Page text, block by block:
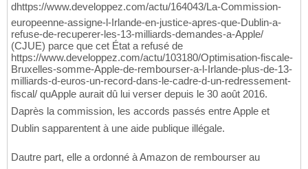
dhttps://www.developpez.com/actu/164043/La-Commission-
europeenne-assigne-l-Irlande-en-justice-apres-que-Dublin-a-
refuse-de-recuperer-les-13-milliards-demandes-a-Apple/
(CJUE) parce que cet État a refusé de
https://www.developpez.com/actu/103180/Optimisation-fiscale-
Bruxelles-somme-Apple-de-rembourser-a-l-Irlande-plus-de-13-
milliards-d-euros-un-record-dans-le-cadre-d-un-redressement-
fiscal/ quApple aurait dû lui verser depuis le 30 août 2016.
Daprès la commission, les accords passés entre Apple et
Dublin sapparentent à une aide publique illégale.
Dautre part, elle a ordonné à Amazon de rembourser au